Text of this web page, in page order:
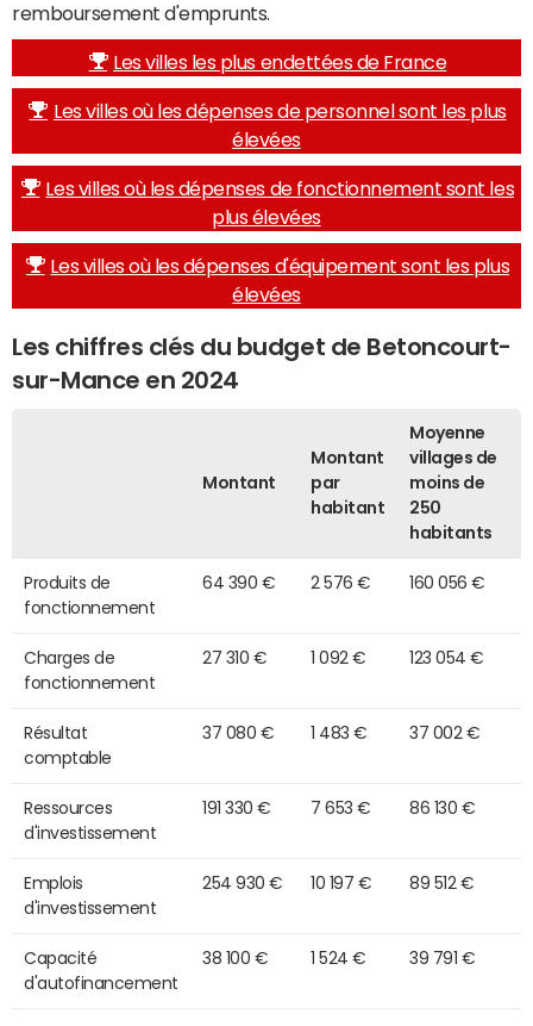
remboursement d'emprunts.
Les villes les plus endettées de France
Les villes où les dépenses de personnel sont les plus
élevées
Les villes où les dépenses de fonctionnement sont les
plus élevées
Les villes où les dépenses d'équipement sont les plus
élevées
Les chiffres clés du budget de Betoncourt-
sur-Mance en 2024
Montant
Montant
par
habitant
Moyenne
villages de
moins de
250
habitants
Produits de
fonctionnement
64 390 € 2 576 € 160 056 €
Charges de
fonctionnement
27 310 € 1 092 € 123 054 €
Résultat
comptable
37 080 € 1 483 € 37 002 €
Ressources
d'investissement
191 330 € 7 653 € 86 130 €
Emplois
d'investissement
254 930 € 10 197 € 89 512 €
Capacité
d'autofinancement
38 100 € 1 524 € 39 791 €